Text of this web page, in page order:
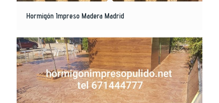
Hormigón Impreso Madera Madrid